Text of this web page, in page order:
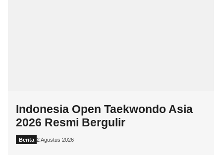
Indonesia Open Taekwondo Asia
2026 Resmi Bergulir
Berita 2 Agustus 2026